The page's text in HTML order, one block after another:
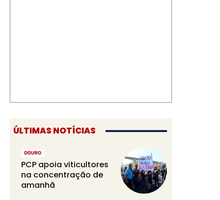
ÚLTIMAS NOTÍCIAS
DOURO
PCP apoia viticultores
na concentração de
amanhã